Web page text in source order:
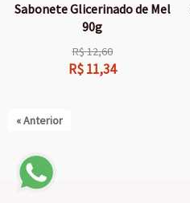
Sabonete Glicerinado de Mel
90g
R$12,60
R$11,34
« Anterior